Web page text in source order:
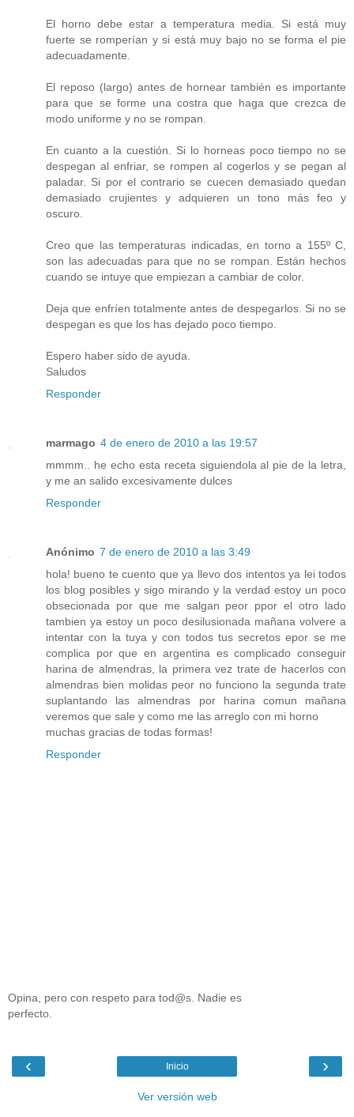
El horno debe estar a temperatura media. Si está muy
fuerte se romperían y si está muy bajo no se forma el pie
adecuadamente.
El reposo (largo) antes de hornear también es importante
para que se forme una costra que haga que crezca de
modo uniforme y no se rompan.
En cuanto a la cuestión. Si lo horneas poco tiempo no se
despegan al enfriar, se rompen al cogerlos y se pegan al
paladar. Si por el contrario se cuecen demasiado quedan
demasiado crujientes y adquieren un tono más feo y
oscuro.
Creo que las temperaturas indicadas, en torno a 155º C,
son las adecuadas para que no se rompan. Están hechos
cuando se intuye que empiezan a cambiar de color.
Deja que enfríen totalmente antes de despegarlos. Si no se
despegan es que los has dejado poco tiempo.
Espero haber sido de ayuda.
Saludos
Responder
marmago 4 de enero de 2010 a las 19:57
mmmm.. he echo esta receta siguiendola al pie de la letra,
y me an salido excesivamente dulces
Responder
Anónimo 7 de enero de 2010 a las 3:49
hola! bueno te cuento que ya llevo dos intentos ya lei todos
los blog posibles y sigo mirando y la verdad estoy un poco
obsecionada por que me salgan peor ppor el otro lado
tambien ya estoy un poco desilusionada mañana volvere a
intentar con la tuya y con todos tus secretos epor se me
complica por que en argentina es complicado conseguir
harina de almendras, la primera vez trate de hacerlos con
almendras bien molidas peor no funciono la segunda trate
suplantando las almendras por harina comun mañana
veremos que sale y como me las arreglo con mi horno
muchas gracias de todas formas!
Responder
Opina, pero con respeto para tod@s. Nadie es
perfecto.
‹ ›
Inicio
Ver versión web